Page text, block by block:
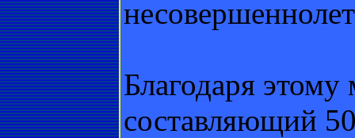
Благодаря
составляющий